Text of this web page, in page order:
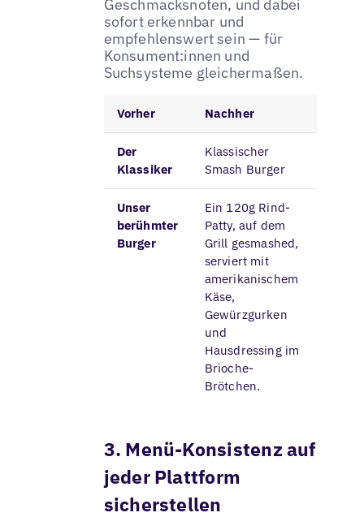
Geschmacksnoten, und dabei
sofort erkennbar und
empfehlenswert sein — für
Konsument:innen und
Suchsysteme gleichermaßen.
Vorher Nachher
Der
Klassiker
Klassischer
Smash Burger
Unser
berühmter
Burger
Ein 120g Rind-
Patty, auf dem
Grill gesmashed,
serviert mit
amerikanischem
Käse,
Gewürzgurken
und
Hausdressing im
Brioche-
Brötchen.
3. Menü-Konsistenz auf
jeder Plattform
sicherstellen